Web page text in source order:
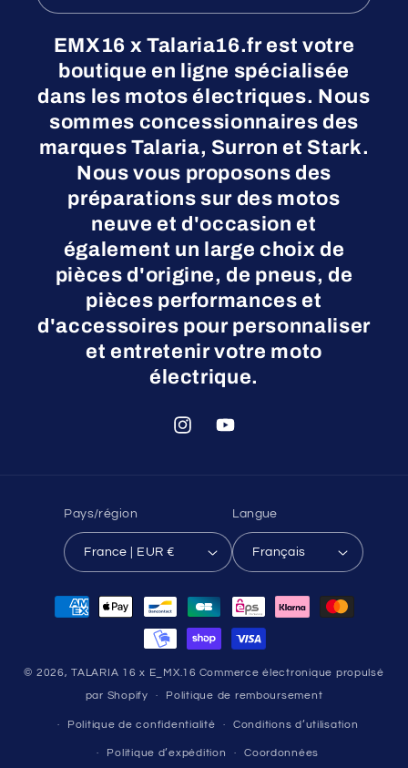
EMX16 x Talaria16.fr est votre
boutique en ligne spécialisée
dans les motos électriques. Nous
sommes concessionnaires des
marques Talaria, Surron et Stark.
Nous vous proposons des
préparations sur des motos
neuve et d'occasion et
également un large choix de
pièces d'origine, de pneus, de
pièces performances et
d'accessoires pour personnaliser
et entretenir votre moto
électrique.
InstagramYouTube
Pays/région
France | EUR €
Langue
Français
Moyens
© 2026,TALARIA 16 x E_MX.16 Commerce électronique propulsé
par Shopify Politique de remboursement
Politique de confidentialité Conditions d’utilisation
Politique d’expédition Coordonnées